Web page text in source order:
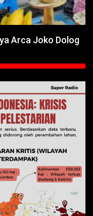
Arca Joko Dolog